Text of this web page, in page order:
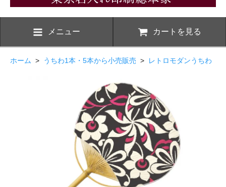
メニュー カートを見る
ホーム > うちわ1本・5本から小売販売 > レトロモダンうちわ